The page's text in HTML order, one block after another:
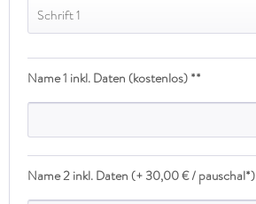
Schrift 1
Name 1 inkl. Daten (kostenlos) **
Name 2 inkl. Daten (+ 30,00 € / pauschal*)